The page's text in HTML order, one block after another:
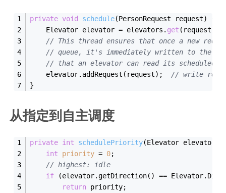
private void schedule(PersonRequest request)
{
    Elevator elevator = elevators.
get
// This thread ensures that once a new
// queue, it's immediately written to the
// that an elevator can read its scheduled
    elevator.addRequest(request);
// write
}
从指定到自主调度
private int schedulePriority(Elevator elevator,
int
priority = 0;
// highest: idle
if (elevator.getDirection() ==
return priority;